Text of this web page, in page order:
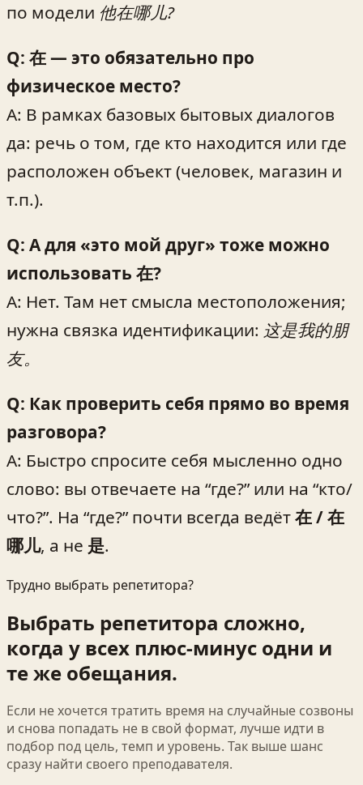
по модели 他在哪儿?
Q: 在 — это обязательно про
физическое место?
A: В рамках базовых бытовых диалогов
да: речь о том, где кто находится или где
расположен объект (человек, магазин и
т.п.).
Q: А для «это мой друг» тоже можно
использовать 在?
A: Нет. Там нет смысла местоположения;
нужна связка идентификации: 这是我的朋
友。
Q: Как проверить себя прямо во время
разговора?
A: Быстро спросите себя мысленно одно
слово: вы отвечаете на “где?” или на “кто/
что?”. На “где?” почти всегда ведёт在 / 在
哪儿, а не 是.
Трудно выбрать репетитора?
Выбрать репетитора сложно,
когда у всех плюс-минус одни и
те же обещания.
Если не хочется тратить время на случайные созвоны
и снова попадать не в свой формат, лучше идти в
подбор под цель, темп и уровень. Так выше шанс
сразу найти своего преподавателя.